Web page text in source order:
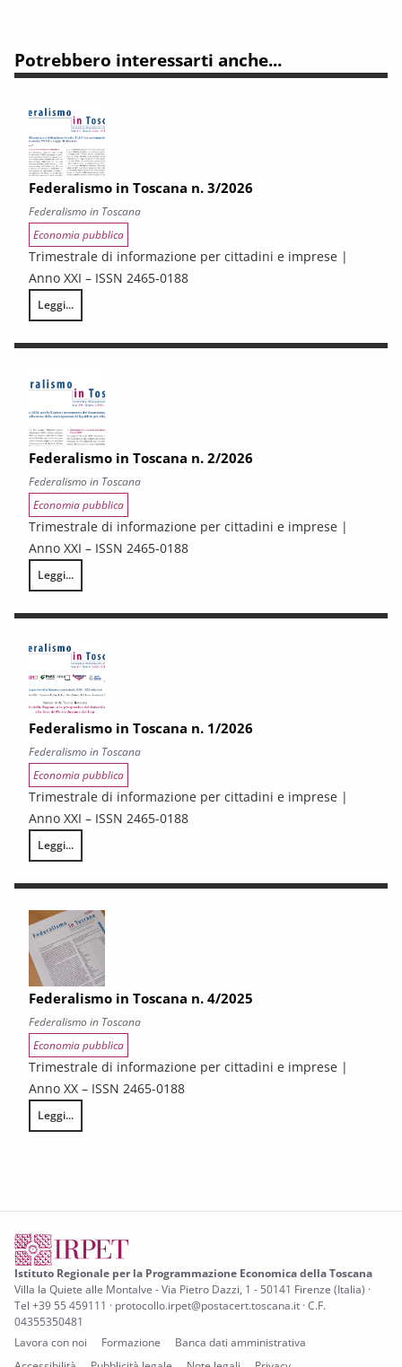
Potrebbero interessarti anche...
Federalismo in Toscana n. 3/2026
Federalismo in Toscana
Economia pubblica
Trimestrale di informazione per cittadini e imprese |
Anno XXI – ISSN 2465-0188
Leggi...
Federalismo in Toscana n. 3/2026
Federalismo in Toscana n. 2/2026
Federalismo in Toscana
Economia pubblica
Trimestrale di informazione per cittadini e imprese |
Anno XXI – ISSN 2465-0188
Leggi...
Federalismo in Toscana n. 2/2026
Federalismo in Toscana n. 1/2026
Federalismo in Toscana
Economia pubblica
Trimestrale di informazione per cittadini e imprese |
Anno XXI – ISSN 2465-0188
Leggi...
Federalismo in Toscana n. 1/2026
Federalismo in Toscana n. 4/2025
Federalismo in Toscana
Economia pubblica
Trimestrale di informazione per cittadini e imprese |
Anno XX – ISSN 2465-0188
Leggi...
Federalismo in Toscana n. 4/2025
Istituto Regionale per la Programmazione Economica della Toscana
Villa la Quiete alle Montalve - Via Pietro Dazzi, 1 - 50141 Firenze (Italia) ·
Tel +39 55 459111 · protocollo.irpet@postacert.toscana.it · C.F.
04355350481
Lavora con noi
Formazione
Banca dati amministrativa